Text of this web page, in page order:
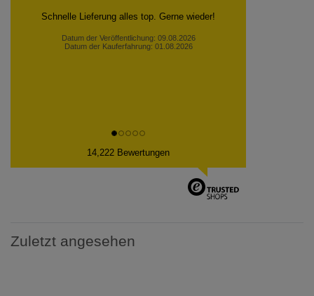
Habe mich sehr gefreut, Lieferung wie versprochen
selbe...
14,222 Bewertungen
Zuletzt angesehen